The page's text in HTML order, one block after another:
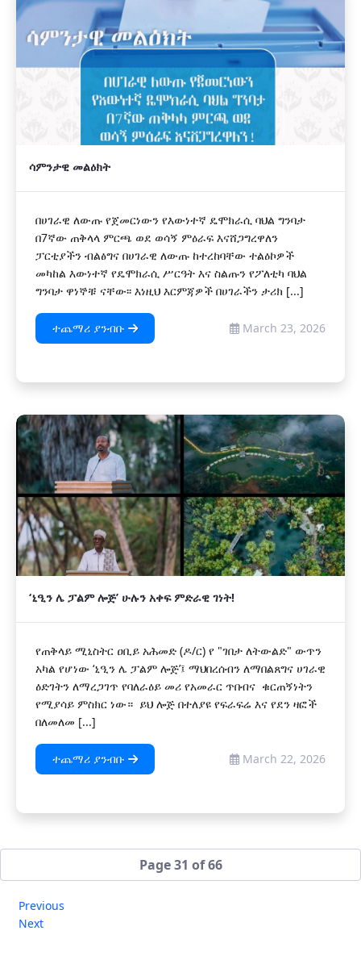
ሳምንታዊ መልዕክት
በሀገራዊ ለውጡ የጀመርነውን የእውነተኛ ዴሞክራሲ ባህል ግንባታ
በ7ኛው ጠቅላላ ምርጫ ወደ ወሳኝ ምዕራፍ እናሸጋግረዋለን
ፓርቲያችን ብልፅግና በሀገራዊ ለውጡ ከተረከባቸው ተልዕኮዎች
መካከል እውነተኛ የዴሞክራሲ ሥርዓት እና ስልጡን የፖለቲካ ባህል
ግንባታ ዋነኞቹ ናቸው፡፡ እነዚህ እርምጃዎች በሀገራችን ታሪክ [...]
ተጨማሪ ያንብቡ March 23, 2026
‎‘ኒዒን ሌ ፓልም ሎጅ’ ሁሉን አቀፍ ምድራዊ ገነት!
‎የጠቅላይ ሚኒስትር ዐቢይ አሕመድ (ዶ/ር) የ "ገበታ ለትውልድ" ውጥን
አካል የሆነው ‘ኒዒን ሌ ፓልም ሎጅ’፤ ማህበረሰብን ለማበልጸግና ሀገራዊ
ዕድገትን ለማረጋገጥ የባለራዕይ መሪ የአመራር ጥበብና ቁርጠኝነትን
የሚያሳይ ምስክር ነው። ‎ ‎ይህ ሎጅ በተለያዩ የፍራፍሬ እና የደን ዛፎች
በለመለመ [...]
ተጨማሪ ያንብቡ March 22, 2026
Page 31 of 66
Previous
Next